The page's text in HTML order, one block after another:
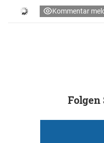
Kommentar
Folgen